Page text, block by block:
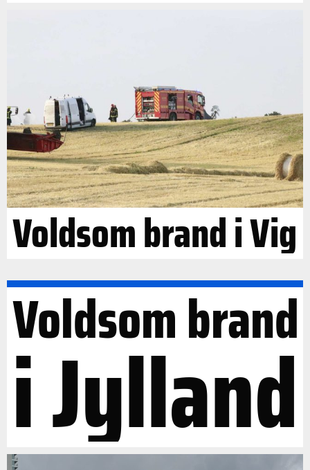
Voldsom brand i Vig
Voldsom brand
i Jylland